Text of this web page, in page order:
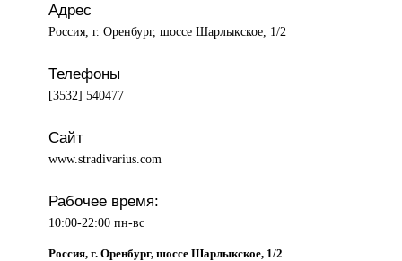
Адрес
Россия, г. Оренбург, шоссе Шарлыкское, 1/2
Телефоны
[3532] 540477
Сайт
www.stradivarius.com
Рабочее время:
10:00-22:00 пн-вс
Россия, г. Оренбург, шоссе Шарлыкское, 1/2